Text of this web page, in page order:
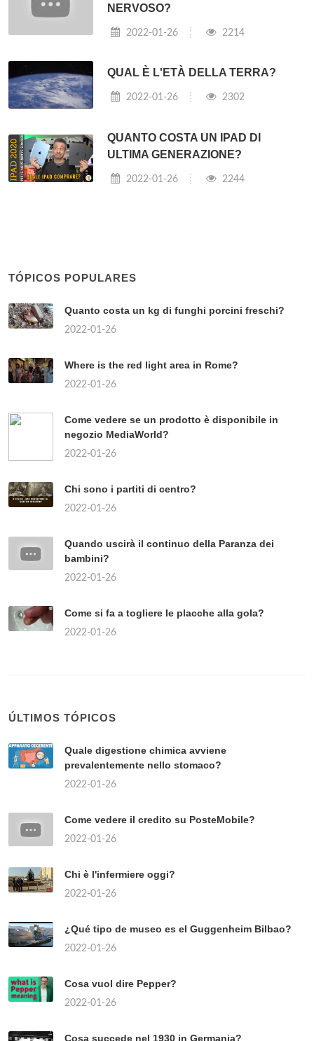
NERVOSO?
2022-01-26 2214
QUAL È L'ETÀ DELLA TERRA?
2022-01-26 2302
QUANTO COSTA UN IPAD DI
ULTIMA GENERAZIONE?
2022-01-26 2244
TÓPICOS POPULARES
Quanto costa un kg di funghi porcini freschi?
2022-01-26
Where is the red light area in Rome?
2022-01-26
Come vedere se un prodotto è disponibile in
negozio MediaWorld?
2022-01-26
Chi sono i partiti di centro?
2022-01-26
Quando uscirà il continuo della Paranza dei
bambini?
2022-01-26
Come si fa a togliere le placche alla gola?
2022-01-26
ÚLTIMOS TÓPICOS
Quale digestione chimica avviene
prevalentemente nello stomaco?
2022-01-26
Come vedere il credito su PosteMobile?
2022-01-26
Chi è l'infermiere oggi?
2022-01-26
¿Qué tipo de museo es el Guggenheim Bilbao?
2022-01-26
Cosa vuol dire Pepper?
2022-01-26
Cosa succede nel 1930 in Germania?